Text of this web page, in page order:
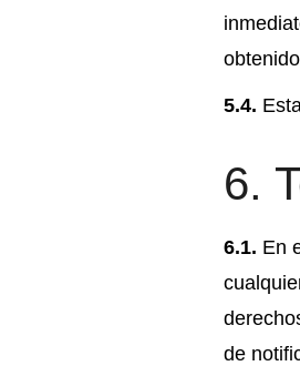
5.4.
6.
6.1. En
de